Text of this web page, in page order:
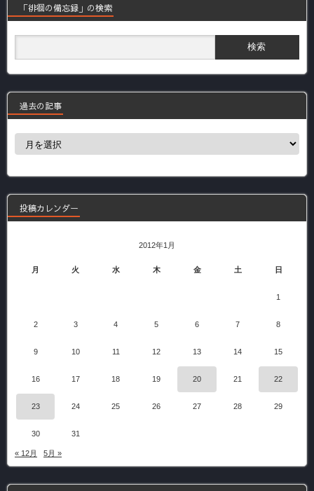
「徘徊の備忘録」の検索
過去の記事
過
事
投稿カレンダー
2012年1月
月 火 水 木 金 土 日
1
2 3 4 5 6 7 8
9 10 11 12 13 14 15
16 17 18 19 20 21 22
23 24 25 26 27 28 29
30 31
« 12月 5月 »